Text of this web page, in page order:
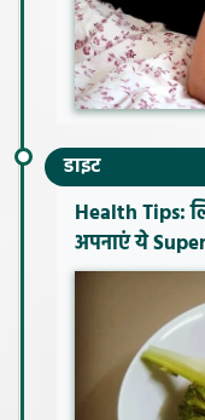
डाइट
Health Tips:
अपनाएं ये